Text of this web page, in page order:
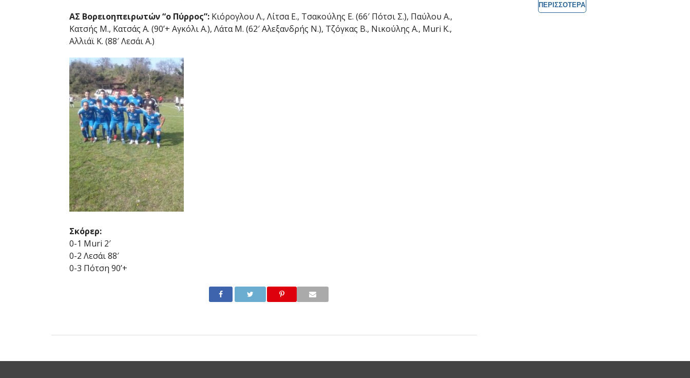
ΑΣ Βορειοηπειρωτών “ο Πύρρος”:Κιόρογλου Λ., Λίτσα Ε., Τσακούλης Ε. (66′ Πότσι Σ.), Παύλου Α.,
Κατσής Μ., Κατσάς Α. (90’+ Αγκόλι Α.), Λάτα Μ. (62′ Αλεξανδρής Ν.), Τζόγκας Β., Νικούλης Α., Muri Κ.,
Αλλιάϊ Κ. (88′ Λεσάι Α.)
Σκόρερ:
0-1 Muri 2′
0-2 Λεσάι 88′
0-3 Πότση 90’+
ΠΕΡΙΣΣΟΤΕΡΑ